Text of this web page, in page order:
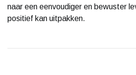
naar een eenvoudiger en bewuster
positief kan uitpakken.